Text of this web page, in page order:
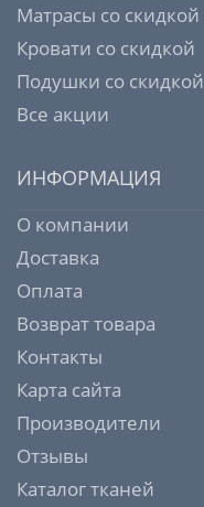
Матрасы со скидкой
Кровати со скидкой
Подушки со скидкой
Все акции
ИНФОРМАЦИЯ
О компании
Доставка
Оплата
Возврат товара
Контакты
Карта сайта
Производители
Отзывы
Каталог тканей